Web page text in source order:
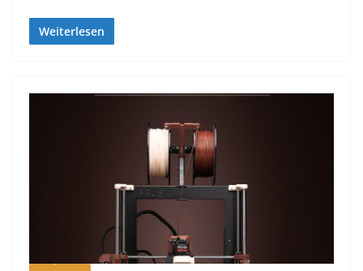
Weiterlesen